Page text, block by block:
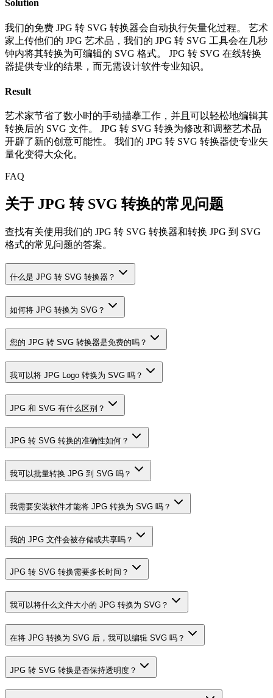
Solution
我们的免费 JPG 转 SVG 转换器会自动执行矢量化过程。 艺术
家上传他们的 JPG 艺术品，我们的 JPG 转 SVG 工具会在几秒
钟内将其转换为可编辑的 SVG 格式。 JPG 转 SVG 在线转换
器提供专业的结果，而无需设计软件专业知识。
Result
艺术家节省了数小时的手动描摹工作，并且可以轻松地编辑其
转换后的 SVG 文件。 JPG 转 SVG 转换为修改和调整艺术品
开辟了新的创意可能性。 我们的 JPG 转 SVG 转换器使专业矢
量化变得大众化。
FAQ
关于 JPG 转 SVG 转换的常见问题
查找有关使用我们的 JPG 转 SVG 转换器和转换 JPG 到 SVG
格式的常见问题的答案。
什么是 JPG 转 SVG 转换器？
如何将 JPG 转换为 SVG？
您的 JPG 转 SVG 转换器是免费的吗？
我可以将 JPG Logo 转换为 SVG 吗？
JPG 和 SVG 有什么区别？
JPG 转 SVG 转换的准确性如何？
我可以批量转换 JPG 到 SVG 吗？
我需要安装软件才能将 JPG 转换为 SVG 吗？
我的 JPG 文件会被存储或共享吗？
JPG 转 SVG 转换需要多长时间？
我可以将什么文件大小的 JPG 转换为 SVG？
在将 JPG 转换为 SVG 后，我可以编辑 SVG 吗？
JPG 转 SVG 转换是否保持透明度？